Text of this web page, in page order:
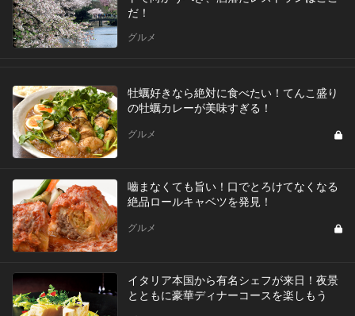
だ！
グルメ
牡蠣好きなら絶対に食べたい！てんこ盛り
の牡蠣カレーが美味すぎる！
グルメ
嚙まなくても旨い！口でとろけてなくなる
絶品ロールキャベツを発見！
グルメ
イタリア本国から有名シェフが来日！夜景
とともに豪華ディナーコースを楽しもう